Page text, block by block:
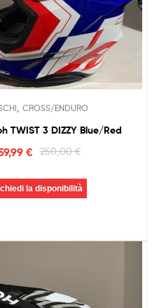
CROSS/ENDURO
TWIST 3 DIZZY Blue/Red
250,00€
€
la disponibilità